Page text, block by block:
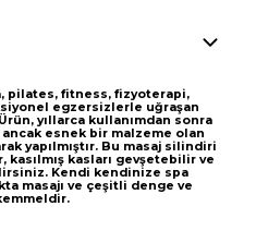
pilates, fitness, fizyoterapi,
egzersizlerle uğraşan
Ürün, yıllarca kullanımdan sonra
esnek bir malzeme olan
yapılmıştır. Bu masaj silindiri
kasları gevşetebilir ve
Kendi kendinize spa
masajı ve çeşitli denge ve